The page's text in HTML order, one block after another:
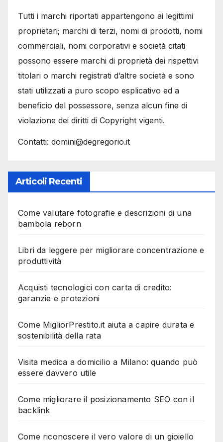
Tutti i marchi riportati appartengono ai legittimi
proprietari; marchi di terzi, nomi di prodotti, nomi
commerciali, nomi corporativi e società citati
possono essere marchi di proprietà dei rispettivi
titolari o marchi registrati d’altre società e sono
stati utilizzati a puro scopo esplicativo ed a
beneficio del possessore, senza alcun fine di
violazione dei diritti di Copyright vigenti.
Contatti: domini@degregorio.it
Articoli Recenti
Come valutare fotografie e descrizioni di una
bambola reborn
Libri da leggere per migliorare concentrazione e
produttività
Acquisti tecnologici con carta di credito:
garanzie e protezioni
Come MigliorPrestito.it aiuta a capire durata e
sostenibilità della rata
Visita medica a domicilio a Milano: quando può
essere davvero utile
Come migliorare il posizionamento SEO con il
backlink
Come riconoscere il vero valore di un gioiello